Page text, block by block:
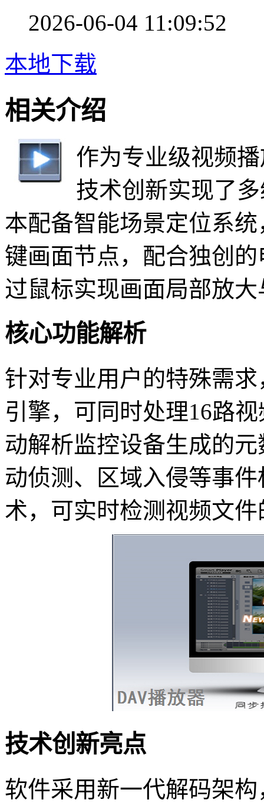
2026-06-04 11:09:52
本地下载
相关介绍
作为专业级视频
技术创新实现了
本配备智能场景定位系
键画面节点，配合独创
过鼠标实现画面局部放
核心功能解析
针对专业用户的特殊需
引擎，可同时处理16路
动解析监控设备生成的
动侦测、区域入侵等事
术，可实时检测视频文
技术创新亮点
软件采用新一代解码架